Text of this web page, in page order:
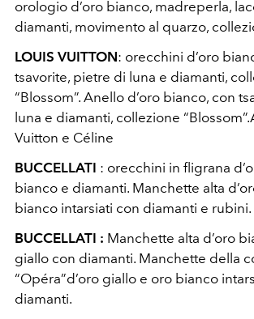
orologio d’oro bianco, madreperla,
diamanti, movimento al quarzo,
LOUIS VUITTON: orecchini d’oro
tsavorite, pietre di luna e diamanti,
“Blossom”. Anello d’oro bianco, con
luna e diamanti, collezione
Vuitton e Céline
BUCCELLATI : orecchini in fligrana
bianco e diamanti. Manchette alta
bianco intarsiati con diamanti e
BUCCELLATI : Manchette alta d’oro
giallo con diamanti. Manchette della
“Opéra”d’oro giallo e oro bianco
diamanti.